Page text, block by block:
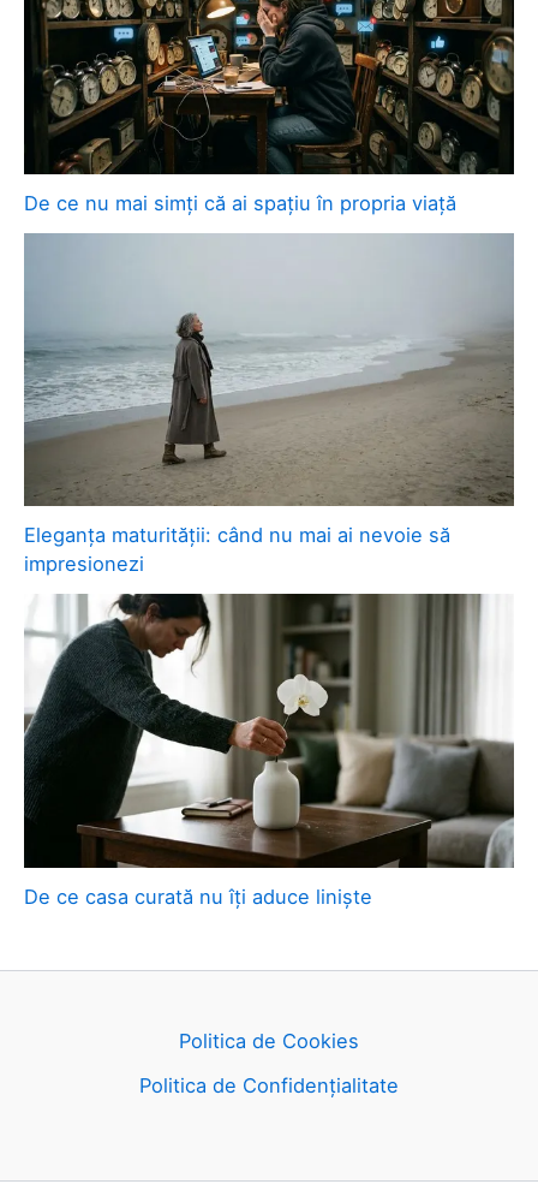
De ce nu mai simți că ai spațiu în propria viață
Eleganța maturității: când nu mai ai nevoie să
impresionezi
De ce casa curată nu îți aduce liniște
Politica de Cookies
Politica de Confidențialitate